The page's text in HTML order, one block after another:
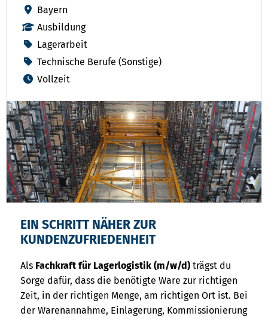
Bayern
Ausbildung
Lagerarbeit
Technische Berufe (Sonstige)
Vollzeit
EIN SCHRITT NÄHER ZUR
KUNDENZUFRIEDENHEIT
Als Fachkraft für Lagerlogistik (m/w/d) trägst du
Sorge dafür, dass die benötigte Ware zur richtigen
Zeit, in der richtigen Menge, am richtigen Ort ist. Bei
der Warenannahme, Einlagerung, Kommissionierung